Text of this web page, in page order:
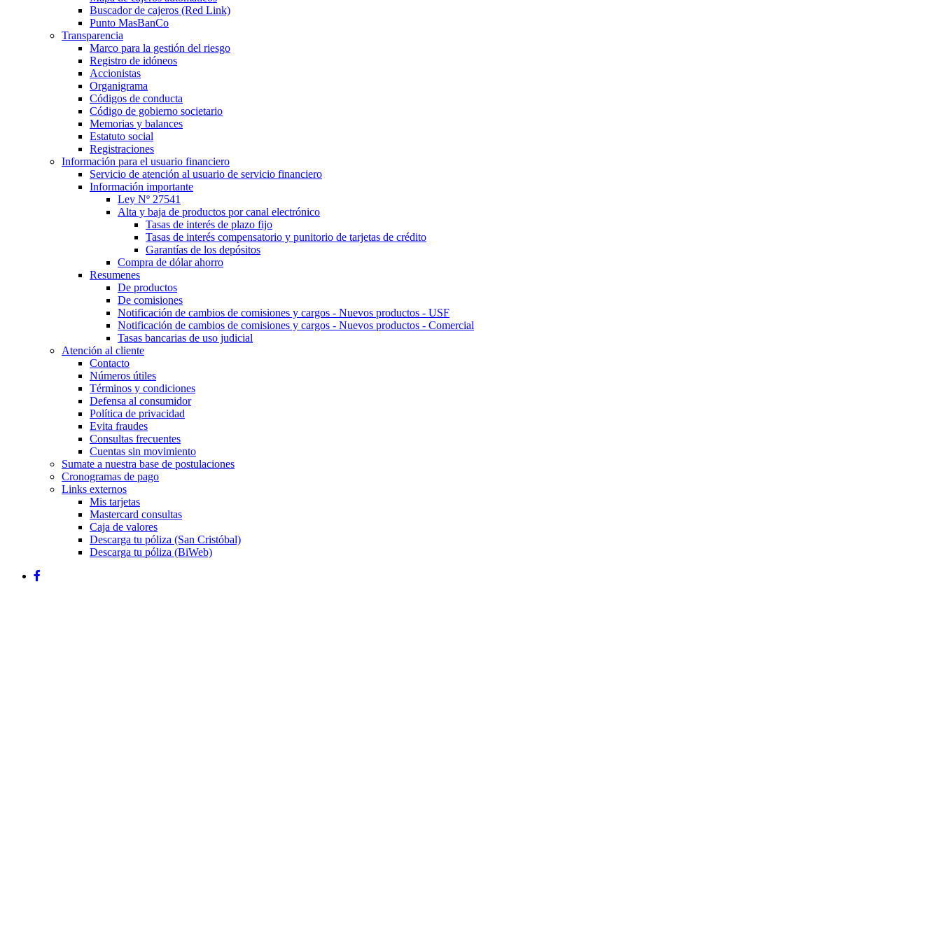
Buscador de cajeros (Red Link)
Punto MasBanCo
Transparencia
Marco para la gestión del riesgo
Registro de idóneos
Accionistas
Organigrama
Códigos de conducta
Código de gobierno societario
Memorias y balances
Estatuto social
Registraciones
Información para el usuario financiero
Servicio de atención al usuario de servicio financiero
Información importante
Ley Nº 27541
Alta y baja de productos por canal electrónico
Tasas de interés de plazo fijo
Tasas de interés compensatorio y punitorio de tarjetas de crédito
Garantías de los depósitos
Compra de dólar ahorro
Resumenes
De productos
De comisiones
Notificación de cambios de comisiones y cargos - Nuevos productos - USF
Notificación de cambios de comisiones y cargos - Nuevos productos - Comercial
Tasas bancarias de uso judicial
Atención al cliente
Contacto
Números útiles
Términos y condiciones
Defensa al consumidor
Política de privacidad
Evita fraudes
Consultas frecuentes
Cuentas sin movimiento
Sumate a nuestra base de postulaciones
Cronogramas de pago
Links externos
Mis tarjetas
Mastercard consultas
Caja de valores
Descarga tu póliza (San Cristóbal)
Descarga tu póliza (BiWeb)